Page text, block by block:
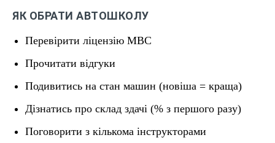
ЯК ОБРАТИ АВТОШКОЛУ
Перевірити ліцензію МВС
Прочитати відгуки
Подивитись на стан машин (новіша = краща)
Дізнатись про склад здачі (% з першого разу)
Поговорити з кількома інструкторами